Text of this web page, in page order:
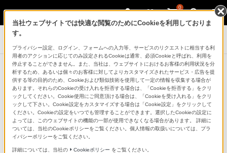
0
商品一覧：アクセサリー
当社ウェブサイトでは快適な閲覧のためにCookieを利用しておりま
す。
プライバシー設定、ログイン、フォームへの入力等、サービスのリクエストに相当する利
用者のアクションに応じてのみ設定されるCookieは通常、必須Cookieと呼ばれ、利用を
停止することができません。また、当社は、ウェブサイトにおけるお客様の利用状況を分
析するため、あるいは個々のお客様に対してよりカスタマイズされたサービス・広告を提
供する等の目的のため、Cookieおよび類似技術を使用して一定の情報を収集する場合が
あります。それらのCookieの受け入れを拒否する場合は、「Cookieを拒否する」をクリ
ックしてください。Cookie使用にご同意頂ける場合は、「Cookieを受け入れる」をクリ
ックして下さい。Cookie設定をカスタマイズする場合は「Cookie設定」をクリックして
ください。Cookieの設定をいつでも管理することができます。選択したCookieの設定に
よっては、このウェブサイトの機能の一部が使用できなくなる場合があります。 詳細に
ついては、当社のCookieポリシーをご覧ください。個人情報の取扱いについては、プラ
イバシーポリシーをご覧ください。
詳細については、当社の Cookieポリシー をご覧ください。